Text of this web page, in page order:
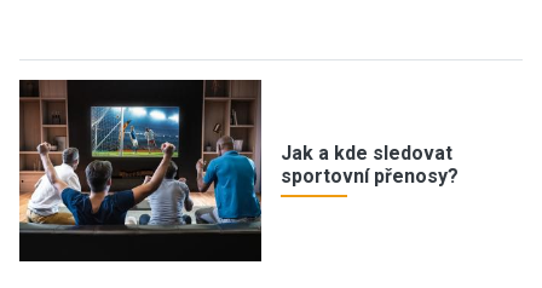
Jak a kde sledovat
sportovní přenosy?